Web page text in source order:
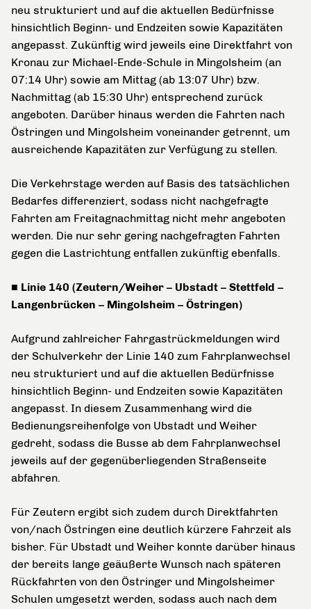
neu strukturiert und auf die aktuellen Bedürfnisse
hinsichtlich Beginn- und Endzeiten sowie Kapazitäten
angepasst. Zukünftig wird jeweils eine Direktfahrt von
Kronau zur Michael-Ende-Schule in Mingolsheim (an
07:14 Uhr) sowie am Mittag (ab 13:07 Uhr) bzw.
Nachmittag (ab 15:30 Uhr) entsprechend zurück
angeboten. Darüber hinaus werden die Fahrten nach
Östringen und Mingolsheim voneinander getrennt, um
ausreichende Kapazitäten zur Verfügung zu stellen.
Die Verkehrstage werden auf Basis des tatsächlichen
Bedarfes differenziert, sodass nicht nachgefragte
Fahrten am Freitagnachmittag nicht mehr angeboten
werden. Die nur sehr gering nachgefragten Fahrten
gegen die Lastrichtung entfallen zukünftig ebenfalls.
■ Linie 140 (Zeutern/Weiher – Ubstadt – Stettfeld –
Langenbrücken – Mingolsheim – Östringen)
Aufgrund zahlreicher Fahrgastrückmeldungen wird
der Schulverkehr der Linie 140 zum Fahrplanwechsel
neu strukturiert und auf die aktuellen Bedürfnisse
hinsichtlich Beginn- und Endzeiten sowie Kapazitäten
angepasst. In diesem Zusammenhang wird die
Bedienungsreihenfolge von Ubstadt und Weiher
gedreht, sodass die Busse ab dem Fahrplanwechsel
jeweils auf der gegenüberliegenden Straßenseite
abfahren.
Für Zeutern ergibt sich zudem durch Direktfahrten
von/nach Östringen eine deutlich kürzere Fahrzeit als
bisher. Für Ubstadt und Weiher konnte darüber hinaus
der bereits lange geäußerte Wunsch nach späteren
Rückfahrten von den Östringer und Mingolsheimer
Schulen umgesetzt werden, sodass auch nach dem